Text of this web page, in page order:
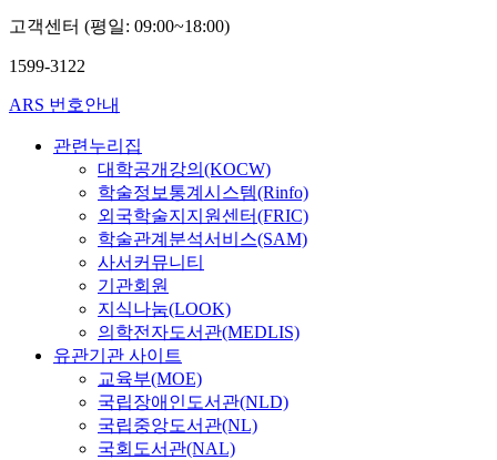
고객센터 (평일: 09:00~18:00)
1599-3122
ARS 번호안내
관련누리집
대학공개강의(KOCW)
학술정보통계시스템(Rinfo)
외국학술지지원센터(FRIC)
학술관계분석서비스(SAM)
사서커뮤니티
기관회원
지식나눔(LOOK)
의학전자도서관(MEDLIS)
유관기관 사이트
교육부(MOE)
국립장애인도서관(NLD)
국립중앙도서관(NL)
국회도서관(NAL)